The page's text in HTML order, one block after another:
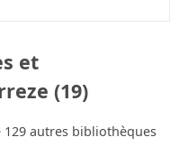
et
(19)
autres bibliothèques